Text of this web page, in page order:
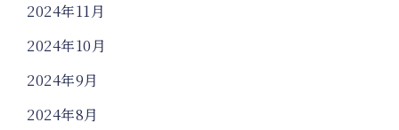
2024年11月
2024年10月
2024年9月
2024年8月